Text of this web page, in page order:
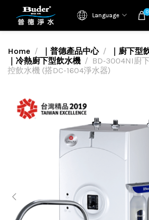
Language 0
Home ｜普德產品中心
｜廚下型
｜冷熱廚下型飲水機
BD-3004NI廚
控飲水機 (搭DC-1604淨水器)